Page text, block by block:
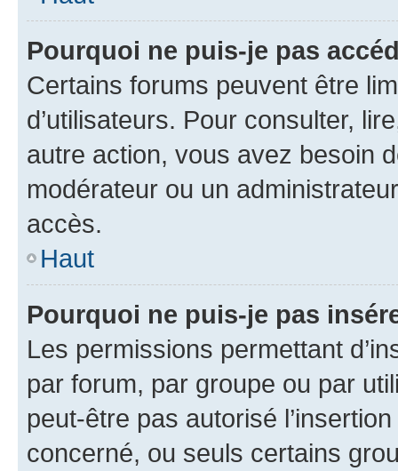
Pourquoi ne puis-je pas
Certains forums peuvent être
d’utilisateurs. Pour consulter,
autre action, vous avez besoin
modérateur ou un
accès.
Haut
Pourquoi ne puis-je pas
Les permissions permettant
par forum, par groupe ou par
peut-être pas autorisé
concerné, ou seuls certains